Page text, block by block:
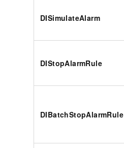
DISimulateAlarm
DIStopAlarmRule
DIBatchStopAlarmRule